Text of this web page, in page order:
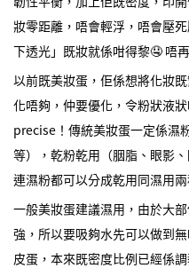
妝零距離，唔會輕浮，唔會壓
下透光」既妝就係咁得黎🤤 唔
以前既美妝蛋，佢係想將化妝
化唔夠，仲要優化，令粉狀液
precise！傳統美妝蛋一定係濕
等），乾粉乾用（胭脂、眼影
連濕粉都可以分成乾用同濕用
一般美妝蛋建議濕用，由於大
強，所以要吸夠水先可以做到
皮蛋，本來既密度比例已經係